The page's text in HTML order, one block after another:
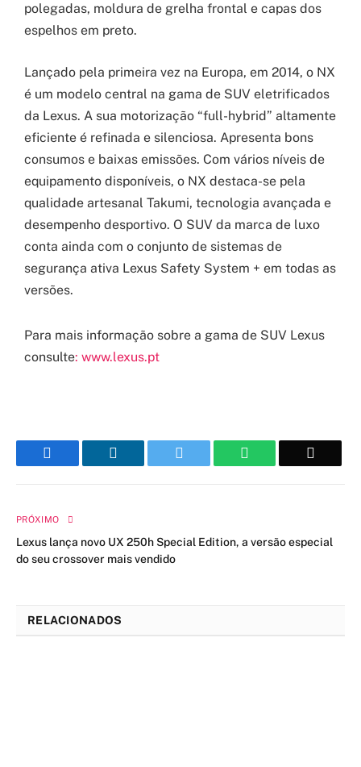
polegadas, moldura de grelha frontal e capas dos
espelhos em preto.
Lançado pela primeira vez na Europa, em 2014, o NX
é um modelo central na gama de SUV eletrificados
da Lexus. A sua motorização “full-hybrid” altamente
eficiente é refinada e silenciosa. Apresenta bons
consumos e baixas emissões. Com vários níveis de
equipamento disponíveis, o NX destaca-se pela
qualidade artesanal Takumi, tecnologia avançada e
desempenho desportivo. O SUV da marca de luxo
conta ainda com o conjunto de sistemas de
segurança ativa Lexus Safety System + em todas as
versões.
Para mais informação sobre a gama de SUV Lexus
consulte: www.lexus.pt
WhatsApp
PRÓXIMO
Lexus lança novo UX 250h Special Edition, a versão especial
do seu crossover mais vendido
RELACIONADOS